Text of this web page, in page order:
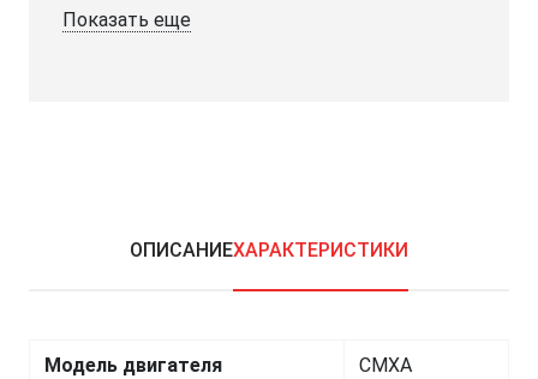
Показать еще
ОПИСАНИЕХАРАКТЕРИСТИКИ
Модель двигателя CMXA